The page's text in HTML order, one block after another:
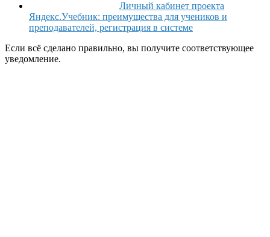
Личный кабинет проекта
Яндекс.Учебник: преимущества для учеников и
преподавателей, регистрация в системе
Если всё сделано правильно, вы получите соответствующее
уведомление.